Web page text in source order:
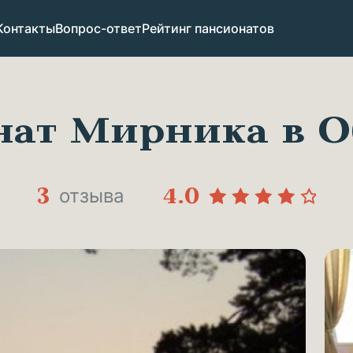
Вопрос-ответРейтинг пансионатов
Отзывы
Мирника в
3 отзыва 4.0